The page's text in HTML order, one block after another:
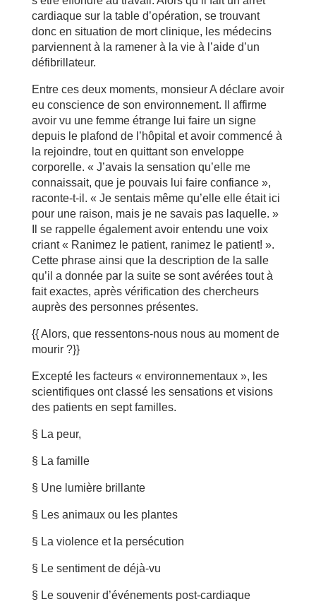
cardiaque sur la table d’opération, se trouvant
donc en situation de mort clinique, les médecins
parviennent à la ramener à la vie à l’aide d’un
défibrillateur.
Entre ces deux moments, monsieur A déclare avoir
eu conscience de son environnement. Il affirme
avoir vu une femme étrange lui faire un signe
depuis le plafond de l’hôpital et avoir commencé à
la rejoindre, tout en quittant son enveloppe
corporelle. « J’avais la sensation qu’elle me
connaissait, que je pouvais lui faire confiance »,
raconte-t-il. « Je sentais même qu’elle elle était ici
pour une raison, mais je ne savais pas laquelle. »
Il se rappelle également avoir entendu une voix
criant « Ranimez le patient, ranimez le patient! ».
Cette phrase ainsi que la description de la salle
qu’il a donnée par la suite se sont avérées tout à
fait exactes, après vérification des chercheurs
auprès des personnes présentes.
{{ Alors, que ressentons-nous nous au moment de
mourir ?}}
Excepté les facteurs « environnementaux », les
scientifiques ont classé les sensations et visions
des patients en sept familles.
§ La peur,
§ La famille
§ Une lumière brillante
§ Les animaux ou les plantes
§ La violence et la persécution
§ Le sentiment de déjà-vu
§ Le souvenir d’événements post-cardiaque